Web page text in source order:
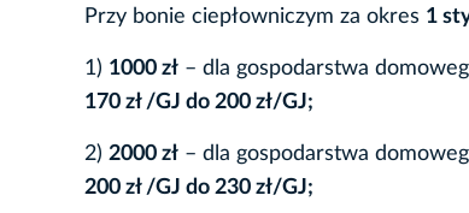
Przy bonie ciepłowniczym za okres 1
1) 1000 zł – dla gospodarstwa
170 zł /GJ do 200 zł/GJ;
2) 2000 zł – dla gospodarstwa
200 zł /GJ do 230 zł/GJ;